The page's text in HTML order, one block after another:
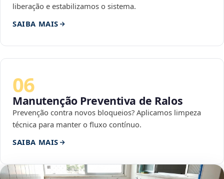
liberação e estabilizamos o sistema.
SAIBA MAIS
06
Manutenção Preventiva de Ralos
Prevenção contra novos bloqueios? Aplicamos limpeza
técnica para manter o fluxo contínuo.
SAIBA MAIS